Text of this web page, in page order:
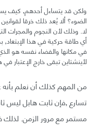
ولكن قد يتساءل أحدهم, كيف
الضوء؟ ألا يُعد ذلك خرقا
لا. وذلك لأن النجوم والمجرات
أي طاقة حركية في هذا
في مكانها والفضاء نفسه هو
لأينشتاين تبقى خارج الإعتبار في
من المهم كذلك أن نعلم
تسارع ,فإن ثابت هابل ليس
مستمر مع مرور الزمن. لذلك